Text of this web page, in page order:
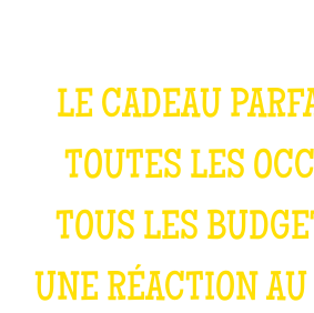
LE CADEAU
TOUTES LES
TOUS LES
UNE RÉACTION